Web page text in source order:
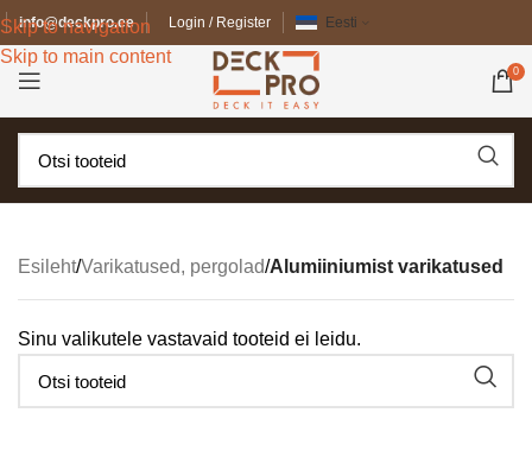
Skip to navigation
Skip to main content
info@deckpro.ee Login / Register Eesti
0
Esileht/Varikatused, pergolad/Alumiiniumist varikatused
Sinu valikutele vastavaid tooteid ei leidu.